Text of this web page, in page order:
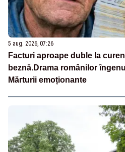
5 aug. 2026, 07:26
Facturi aproape duble la
beznă.Drama românilor
Mărturii emoționante